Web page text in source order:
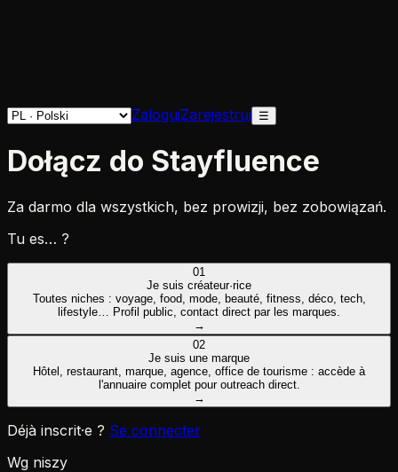
ZalogujZarejestruj ☰
Dołącz do Stayfluence
Za darmo dla wszystkich, bez prowizji, bez zobowiązań.
Tu es… ?
01
Je suis créateur·rice
Toutes niches : voyage, food, mode, beauté, fitness, déco, tech,
lifestyle… Profil public, contact direct par les marques.
→
02
Je suis une marque
Hôtel, restaurant, marque, agence, office de tourisme : accède à
l'annuaire complet pour outreach direct.
→
Déjà inscrit·e ? Se connecter
Wg niszy